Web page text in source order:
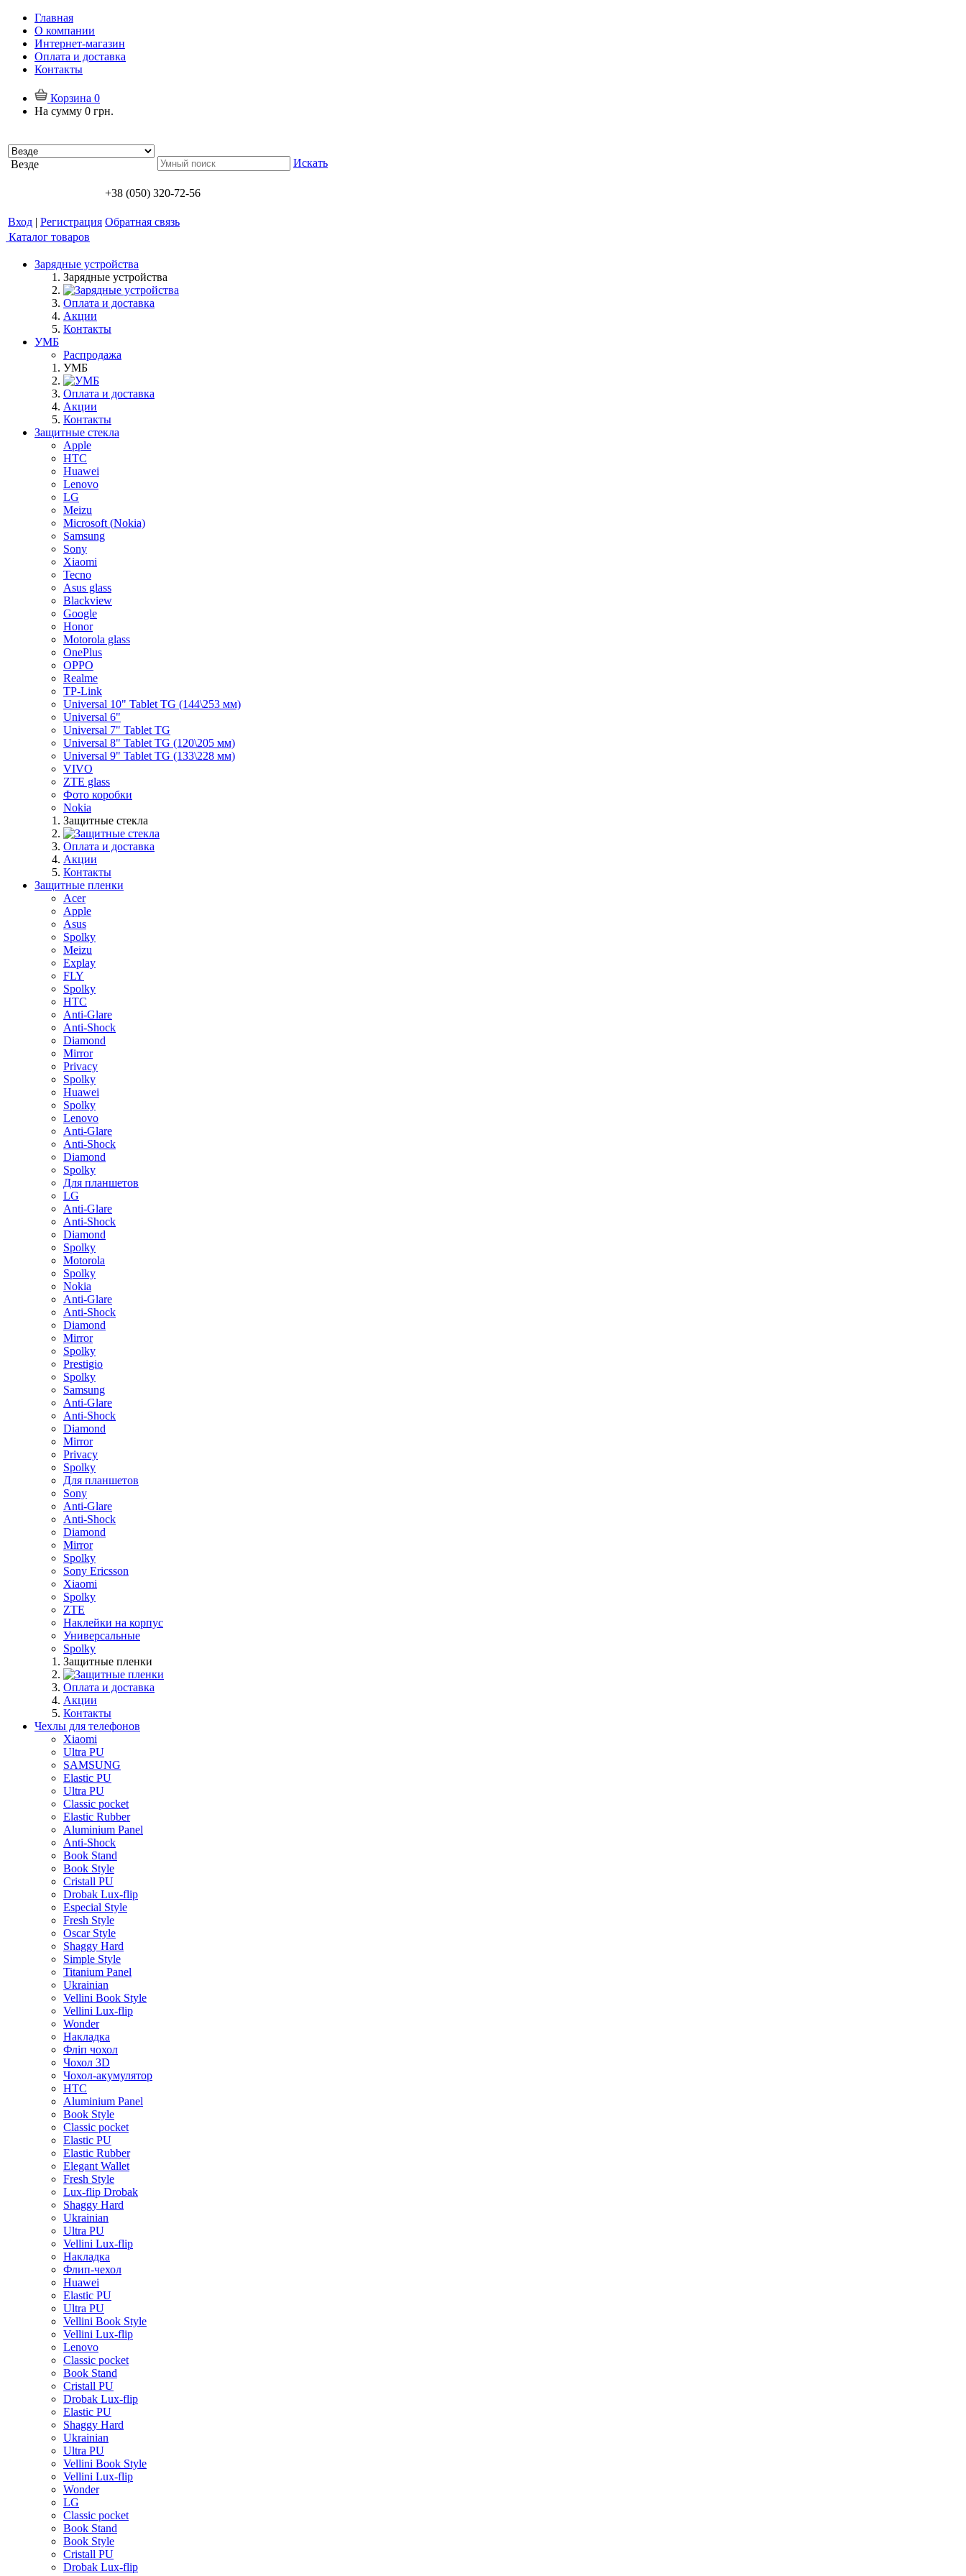
Главная
О компании
Интернет-магазин
Оплата и доставка
Контакты
Корзина 0
На сумму 0 грн.
Везде Искать
+38 (050) 320-72-56
Вход | Регистрация Обратная связь
Каталог товаров
Зарядные устройства
Зарядные устройства
Оплата и доставка
Акции
Контакты
УМБ
Распродажа
УМБ
Оплата и доставка
Акции
Контакты
Защитные стекла
Apple
HTC
Huawei
Lenovo
LG
Meizu
Microsoft (Nokia)
Samsung
Sony
Xiaomi
Tecno
Asus glass
Blackview
Google
Honor
Motorola glass
OnePlus
OPPO
Realme
TP-Link
Universal 10" Tablet TG (144\253 мм)
Universal 6"
Universal 7" Tablet TG
Universal 8" Tablet TG (120\205 мм)
Universal 9" Tablet TG (133\228 мм)
VIVO
ZTE glass
Фото коробки
Nokia
Защитные стекла
Оплата и доставка
Акции
Контакты
Защитные пленки
Acer
Apple
Asus
Spolky
Meizu
Explay
FLY
Spolky
HTC
Anti-Glare
Anti-Shock
Diamond
Mirror
Privacy
Spolky
Huawei
Spolky
Lenovo
Anti-Glare
Anti-Shock
Diamond
Spolky
Для планшетов
LG
Anti-Glare
Anti-Shock
Diamond
Spolky
Motorola
Spolky
Nokia
Anti-Glare
Anti-Shock
Diamond
Mirror
Spolky
Prestigio
Spolky
Samsung
Anti-Glare
Anti-Shock
Diamond
Mirror
Privacy
Spolky
Для планшетов
Sony
Anti-Glare
Anti-Shock
Diamond
Mirror
Spolky
Sony Ericsson
Xiaomi
Spolky
ZTE
Наклейки на корпус
Универсальные
Spolky
Защитные пленки
Оплата и доставка
Акции
Контакты
Чехлы для телефонов
Xiaomi
Ultra PU
SAMSUNG
Elastic PU
Ultra PU
Classic pocket
Elastic Rubber
Aluminium Panel
Anti-Shock
Book Stand
Book Style
Cristall PU
Drobak Lux-flip
Especial Style
Fresh Style
Oscar Style
Shaggy Hard
Simple Style
Titanium Panel
Ukrainian
Vellini Book Style
Vellini Lux-flip
Wonder
Накладка
Фліп чохол
Чохол 3D
Чохол-акумулятор
HTC
Aluminium Panel
Book Style
Classic pocket
Elastic PU
Elastic Rubber
Elegant Wallet
Fresh Style
Lux-flip Drobak
Shaggy Hard
Ukrainian
Ultra PU
Vellini Lux-flip
Накладка
Флип-чехол
Huawei
Elastic PU
Ultra PU
Vellini Book Style
Vellini Lux-flip
Lenovo
Classic pocket
Book Stand
Cristall PU
Drobak Lux-flip
Elastic PU
Shaggy Hard
Ukrainian
Ultra PU
Vellini Book Style
Vellini Lux-flip
Wonder
LG
Classic pocket
Book Stand
Book Style
Cristall PU
Drobak Lux-flip